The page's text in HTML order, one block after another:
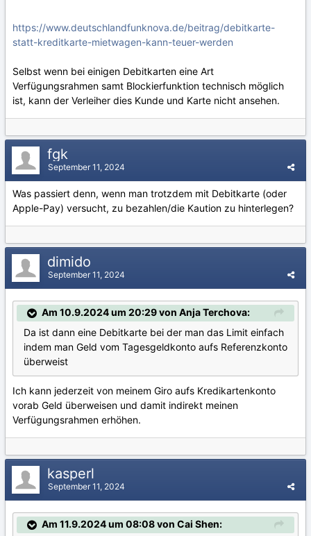
https://www.deutschlandfunknova.de/beitrag/debitkarte-
statt-kreditkarte-mietwagen-kann-teuer-werden
Selbst wenn bei einigen Debitkarten eine Art
Verfügungsrahmen samt Blockierfunktion technisch möglich
ist, kann der Verleiher dies Kunde und Karte nicht ansehen.
fgk
September 11, 2024
Was passiert denn, wenn man trotzdem mit Debitkarte (oder
Apple-Pay) versucht, zu bezahlen/die Kaution zu hinterlegen?
dimido
September 11, 2024
Am 10.9.2024 um 20:29 von Anja Terchova:
Da ist dann eine Debitkarte bei der man das Limit einfach
indem man Geld vom Tagesgeldkonto aufs Referenzkonto
überweist
Ich kann jederzeit von meinem Giro aufs Kredikartenkonto
vorab Geld überweisen und damit indirekt meinen
Verfügungsrahmen erhöhen.
kasperl
September 11, 2024
Am 11.9.2024 um 08:08 von Cai Shen: